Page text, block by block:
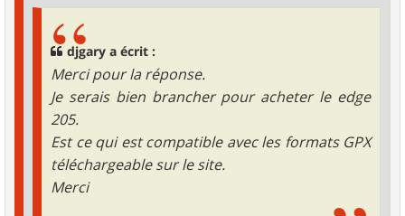
djgary a écrit :
Merci pour la réponse.
Je serais bien brancher pour acheter le edge
205.
Est ce qui est compatible avec les formats GPX
téléchargeable sur le site.
Merci